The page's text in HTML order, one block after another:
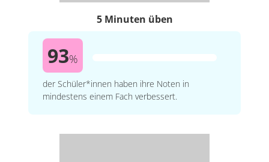
5 Minuten üben
93%
der Schüler*innen haben ihre Noten in
mindestens einem Fach verbessert.